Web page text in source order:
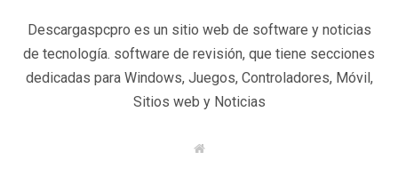
Descargaspcpro es un sitio web de software y noticias
de tecnología. software de revisión, que tiene secciones
dedicadas para Windows, Juegos, Controladores, Móvil,
Sitios web y Noticias
W